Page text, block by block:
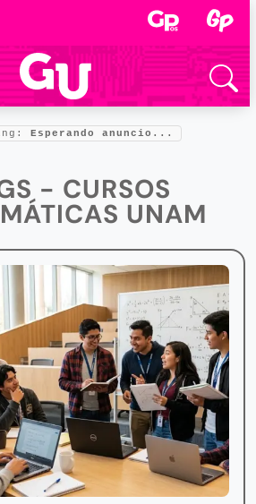
Esperando anuncio...
- CURSOS
UNAM